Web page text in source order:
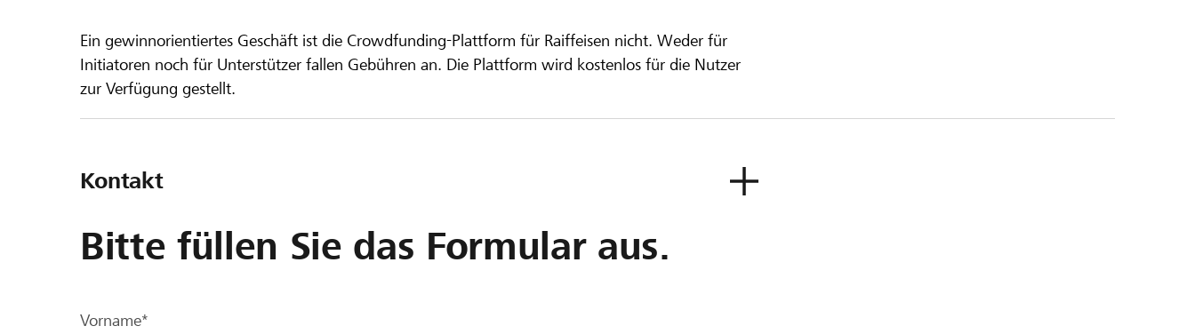
Ein gewinnorientiertes Geschäft ist die Crowdfunding-Plattform für Raiffeisen nicht. Weder für
Initiatoren noch für Unterstützer fallen Gebühren an. Die Plattform wird kostenlos für die Nutzer
zur Verfügung gestellt.
Kontakt
Bitte füllen Sie das Formular aus.
Vorname*